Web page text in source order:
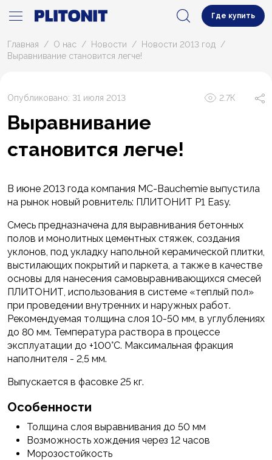
Где купить
Главная О нас Новости
Новости 2013 год
Выравнивание становится легче!
Опубликовано: 31 июля 2013 2.7К
Выравнивание
становится легче!
В июне 2013 года компания MC-Bauchemie выпустила
на рынок новый ровнитель: ПЛИТОНИТ Р1 Easy.
Смесь предназначена для выравнивания бетонных
полов и монолитных цементных стяжек, создания
уклонов, под укладку напольной керамической плитки,
выстилающих покрытий и паркета, а также в качестве
основы для нанесения самовыравнивающихся смесей
ПЛИТОНИТ, использования в системе «теплый пол»
при проведении внутренних и наружных работ.
Рекомендуемая толщина слоя 10-50 мм, в углублениях
до 80 мм. Температура раствора в процессе
эксплуатации до +100°С. Максимальная фракция
наполнителя - 2,5 мм.
Выпускается в фасовке 25 кг.
Особенности
Толщина слоя выравнивания до 50 мм
Возможность хождения через 12 часов
Морозостойкость